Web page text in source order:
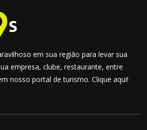
em sua região para levar sua
empresa, clube, restaurante, entre
nosso portal de turismo. Clique aqui!